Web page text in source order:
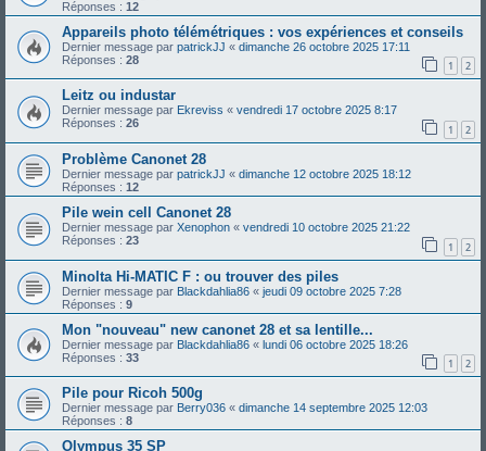
Réponses : 12
Appareils photo télémétriques : vos expériences et conseils
Dernier message par patrickJJ « dimanche 26 octobre 2025 17:11
Réponses : 28 1 2
Leitz ou industar
Dernier message par Ekreviss « vendredi 17 octobre 2025 8:17
Réponses : 26 1 2
Problème Canonet 28
Dernier message par patrickJJ « dimanche 12 octobre 2025 18:12
Réponses : 12
Pile wein cell Canonet 28
Dernier message par Xenophon « vendredi 10 octobre 2025 21:22
Réponses : 23 1 2
Minolta Hi-MATIC F : ou trouver des piles
Dernier message par Blackdahlia86 « jeudi 09 octobre 2025 7:28
Réponses : 9
Mon "nouveau" new canonet 28 et sa lentille...
Dernier message par Blackdahlia86 « lundi 06 octobre 2025 18:26
Réponses : 33 1 2
Pile pour Ricoh 500g
Dernier message par Berry036 « dimanche 14 septembre 2025 12:03
Réponses : 8
Olympus 35 SP